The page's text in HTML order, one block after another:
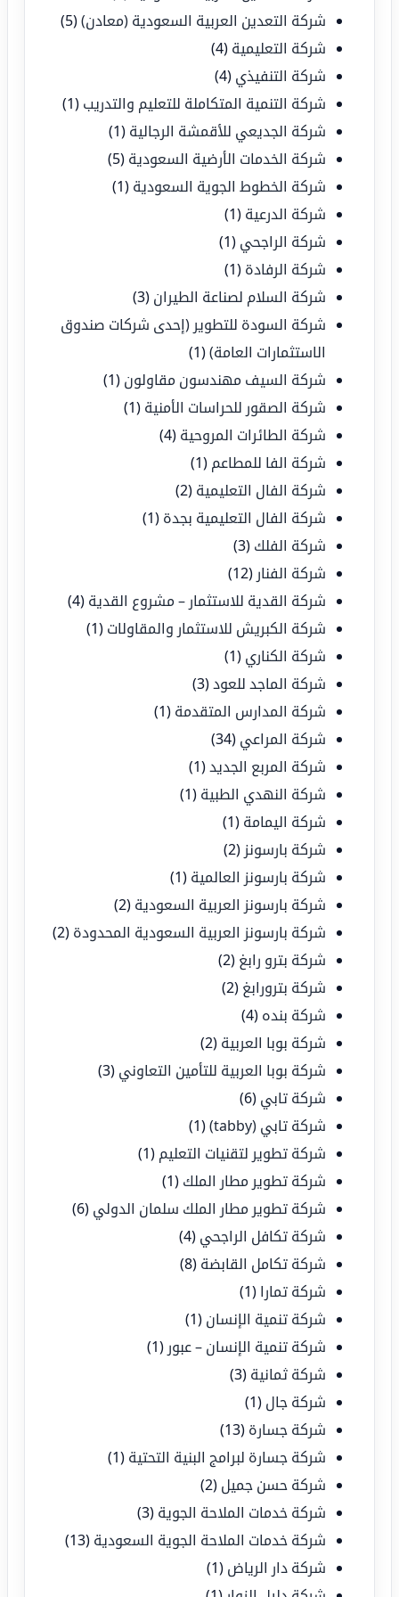
شركة التعدين العربية السعودية (معادن)(5)
شركة التعليمية (4)
شركة التنفيذي (4)
شركة التنمية المتكاملة للتعليم والتدريب (1)
شركة الجديعي للأقمشة الرجالية (1)
شركة الخدمات الأرضية السعودية (5)
شركة الخطوط الجوية السعودية (1)
شركة الدرعية (1)
شركة الراجحي (1)
شركة الرفادة (1)
شركة السلام لصناعة الطيران (3)
شركة السودة للتطوير (إحدى شركات صندوق
الاستثمارات العامة)(1)
شركة السيف مهندسون مقاولون (1)
شركة الصقور للحراسات الأمنية (1)
شركة الطائرات المروحية (4)
شركة الفا للمطاعم (1)
شركة الفال التعليمية (2)
شركة الفال التعليمية بجدة (1)
شركة الفلك (3)
شركة الفنار (12)
شركة القدية للاستثمار – مشروع القدية (4)
شركة الكبريش للاستثمار والمقاولات (1)
شركة الكناري (1)
شركة الماجد للعود(3)
شركة المدارس المتقدمة (1)
شركة المراعي (34)
شركة المربع الجديد(1)
شركة النهدي الطبية (1)
شركة اليمامة (1)
شركة بارسونز (2)
شركة بارسونز العالمية (1)
شركة بارسونز العربية السعودية (2)
شركة بارسونز العربية السعودية المحدودة (2)
شركة بترو رابغ (2)
شركة بترورابغ (2)
شركة بنده (4)
شركة بوبا العربية (2)
شركة بوبا العربية للتأمين التعاوني (3)
شركة تابي (6)
شركة تابي (tabby)
(1)
شركة تطوير لتقنيات التعليم (1)
شركة تطوير مطار الملك (1)
شركة تطوير مطار الملك سلمان الدولي (6)
شركة تكافل الراجحي (4)
شركة تكامل القابضة (8)
شركة تمارا (1)
شركة تنمية الإنسان (1)
شركة تنمية الإنسان – عبور (1)
شركة ثمانية (3)
شركة جال (1)
شركة جسارة (13)
شركة جسارة لبرامج البنية التحتية (1)
شركة حسن جميل (2)
شركة خدمات الملاحة الجوية (3)
شركة خدمات الملاحة الجوية السعودية (13)
شركة دار الرياض (1)